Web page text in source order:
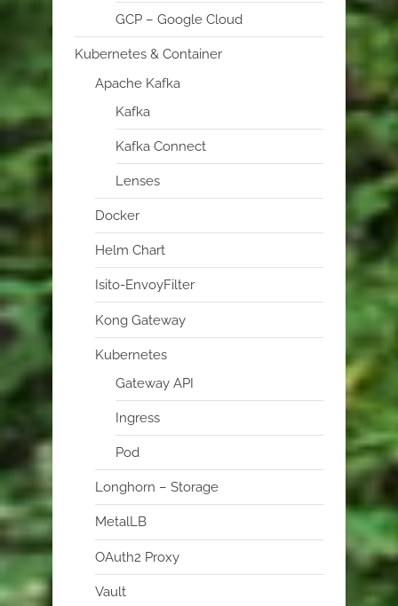
GCP – Google Cloud
Kubernetes & Container
Apache Kafka
Kafka
Kafka Connect
Lenses
Docker
Helm Chart
Isito-EnvoyFilter
Kong Gateway
Kubernetes
Gateway API
Ingress
Pod
Longhorn – Storage
MetalLB
OAuth2 Proxy
Vault